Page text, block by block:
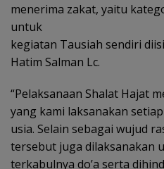
menerima zakat, yaitu
untuk
kegiatan Tausiah sendiri
Hatim Salman Lc.
“Pelaksanaan Shalat Hajat
yang kami laksanakan
usia. Selain sebagai wujud
tersebut juga dilaksanakan
terkabulnya do’a serta